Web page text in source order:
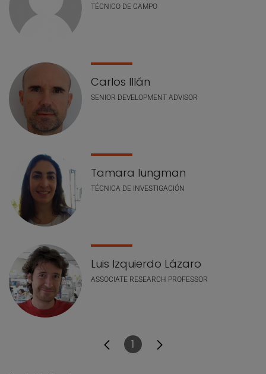
TÉCNICO DE CAMPO
Carlos Illán
SENIOR DEVELOPMENT ADVISOR
Tamara Iungman
TÉCNICA DE INVESTIGACIÓN
Luis Izquierdo Lázaro
ASSOCIATE RESEARCH PROFESSOR
Página
1